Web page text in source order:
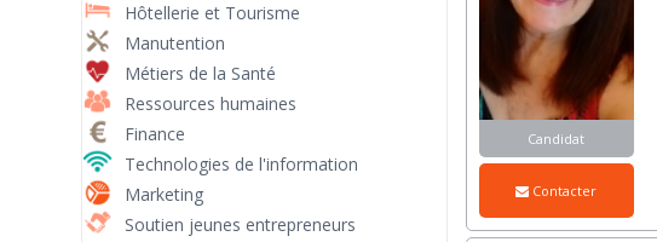
Candidat
Contacter
Hôtellerie et Tourisme
Manutention
Métiers de la Santé
Ressources humaines
Finance
Technologies de l'information
Marketing
Soutien jeunes entrepreneurs